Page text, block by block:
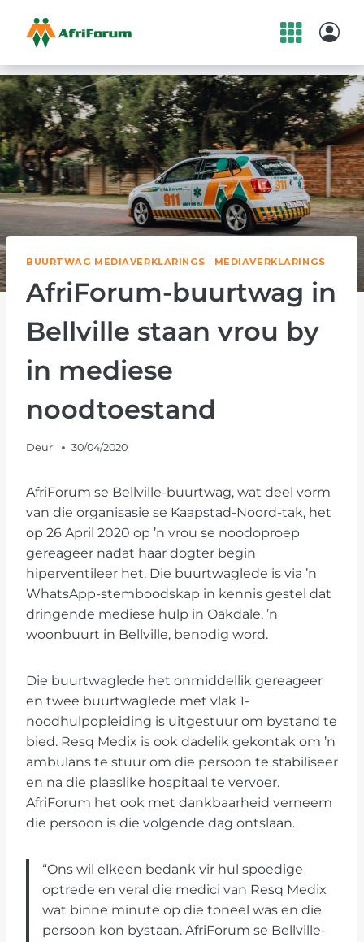
to
content
BUURTWAG MEDIAVERKLARINGS | MEDIAVERKLARINGS
AfriForum-buurtwag in
Bellville staan vrou by
in mediese
noodtoestand
Deur 30/04/2020
AfriForum se Bellville-buurtwag, wat deel vorm
van die organisasie se Kaapstad-Noord-tak, het
op 26 April 2020 op ’n vrou se noodoproep
gereageer nadat haar dogter begin
hiperventileer het. Die buurtwaglede is via ’n
WhatsApp-stemboodskap in kennis gestel dat
dringende mediese hulp in Oakdale, ’n
woonbuurt in Bellville, benodig word.
Die buurtwaglede het onmiddellik gereageer
en twee buurtwaglede met vlak 1-
noodhulpopleiding is uitgestuur om bystand te
bied. Resq Medix is ook dadelik gekontak om ’n
ambulans te stuur om die persoon te stabiliseer
en na die plaaslike hospitaal te vervoer.
AfriForum het ook met dankbaarheid verneem
die persoon is die volgende dag ontslaan.
“Ons wil elkeen bedank vir hul spoedige
optrede en veral die medici van Resq Medix
wat binne minute op die toneel was en die
persoon kon bystaan. AfriForum se Bellville-